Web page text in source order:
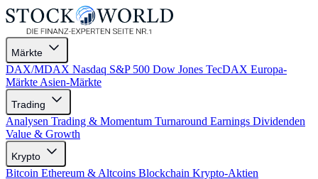
Märkte
DAX/MDAX Nasdaq S&P 500 Dow Jones TecDAX Europa-
Märkte Asien-Märkte
Trading
Analysen Trading & Momentum Turnaround Earnings Dividenden
Value & Growth
Krypto
Bitcoin Ethereum & Altcoins Blockchain Krypto-Aktien